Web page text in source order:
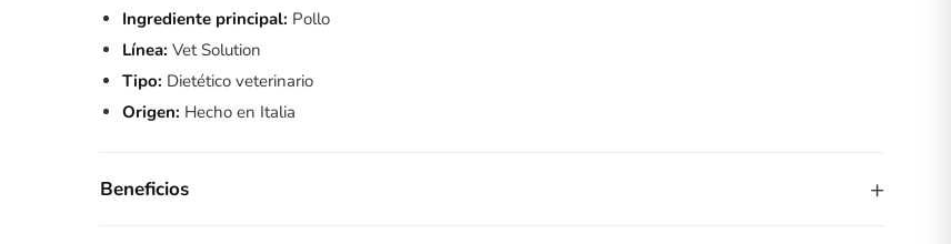
Ingrediente principal: Pollo
Línea: Vet Solution
Tipo: Dietético veterinario
Origen: Hecho en Italia
Beneficios +